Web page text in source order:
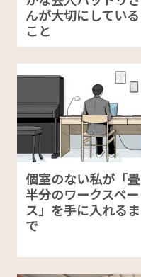
んが大切にしている
こと
個室のない私が「畳
半分のワークスペー
ス」を手に入れるま
で